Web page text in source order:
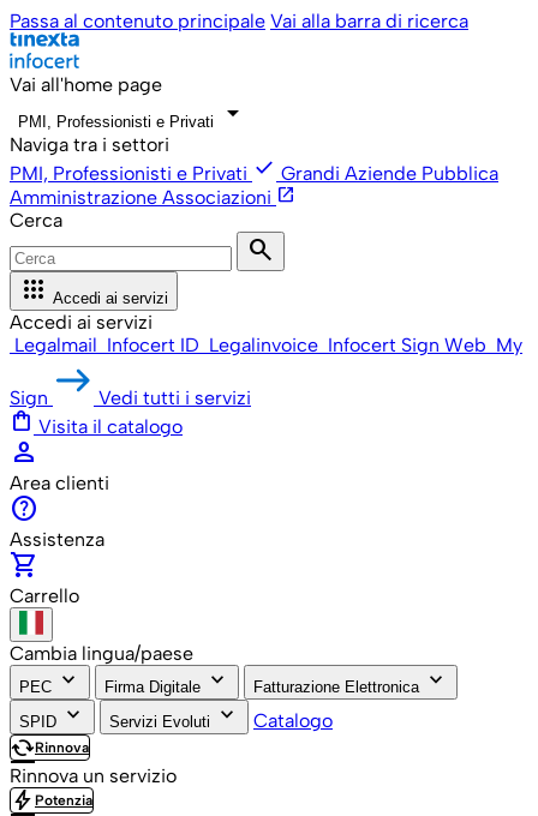
Passa al contenuto principale Vai alla barra di ricerca
Vai all'home page
PMI, Professionisti e Privati arrow_drop_down
Naviga tra i settori
PMI, Professionisti e Privati check Grandi Aziende Pubblica
Amministrazione Associazioni open_in_new
Cerca
search
apps Accedi ai servizi
Accedi ai servizi
Legalmail Infocert ID Legalinvoice Infocert Sign Web My
Sign Vedi tutti i servizi
shopping_bag Visita il catalogo
person
Area clienti
help
Assistenza
shopping_cart
Carrello
Cambia lingua/paese
PEC keyboard_arrow_down Firma Digitale keyboard_arrow_down Fatturazione Elettronica keyboard_arrow_down
SPID keyboard_arrow_down Servizi Evoluti keyboard_arrow_down Catalogo
cachedRinnova
Rinnova un servizio
bolt Potenzia